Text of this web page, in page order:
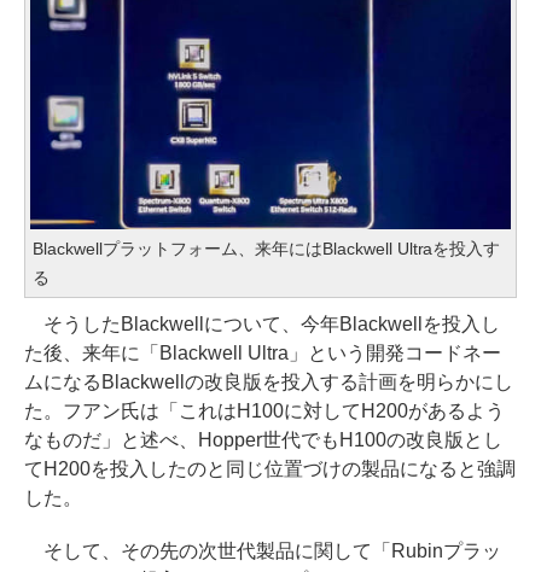
Blackwellプラットフォーム、来年にはBlackwell Ultraを投入す
る
そうしたBlackwellについて、今年Blackwellを投入し
た後、来年に「Blackwell Ultra」という開発コードネー
ムになるBlackwellの改良版を投入する計画を明らかにし
た。フアン氏は「これはH100に対してH200があるよう
なものだ」と述べ、Hopper世代でもH100の改良版とし
てH200を投入したのと同じ位置づけの製品になると強調
した。
そして、その先の次世代製品に関して「Rubinプラッ